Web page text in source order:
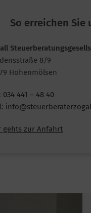
So erreichen Sie
8/9
Hohenmölsen
034 441 – 48 40
gehts zur Anfahrt